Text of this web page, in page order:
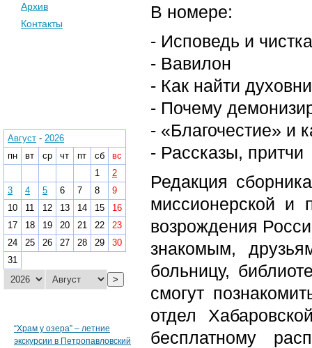
В номере:
- Исповедь и
- Вавилон
- Как найти
- Почему
- «Благочестие» и
- Рассказы, притчи
Редакция
миссионерской и
возрождения
знакомым,
больницу,
смогут
отдел
бесплатному
Архив
Контакты
Август - 2026
пн
вт ср чт пт сб
вс
1
2
3
4 5 6 7 8
9
10
11 12 13 14 15
16
17
18 19 20 21 22
23
24
25 26 27 28 29
30
31
>
“Храм у озера” – летние
экскурсии в Петропавловский